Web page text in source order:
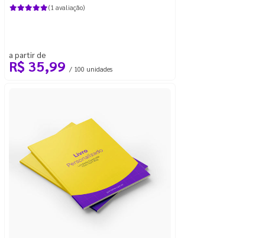
(1 avaliação)
a partir de
R$ 35,99 / 100 unidades